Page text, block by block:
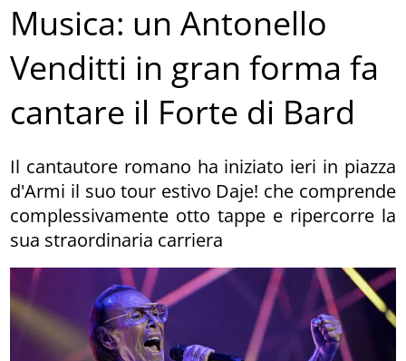
Musica: un Antonello
Venditti in gran forma fa
cantare il Forte di Bard
Il cantautore romano ha iniziato ieri in piazza
d'Armi il suo tour estivo Daje! che comprende
complessivamente otto tappe e ripercorre la
sua straordinaria carriera